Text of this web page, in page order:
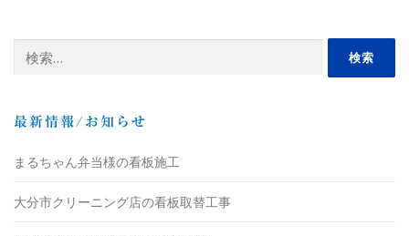
索:
最新情報/お知らせ
まるちゃん弁当様の看板施工
大分市クリーニング店の看板取替工事